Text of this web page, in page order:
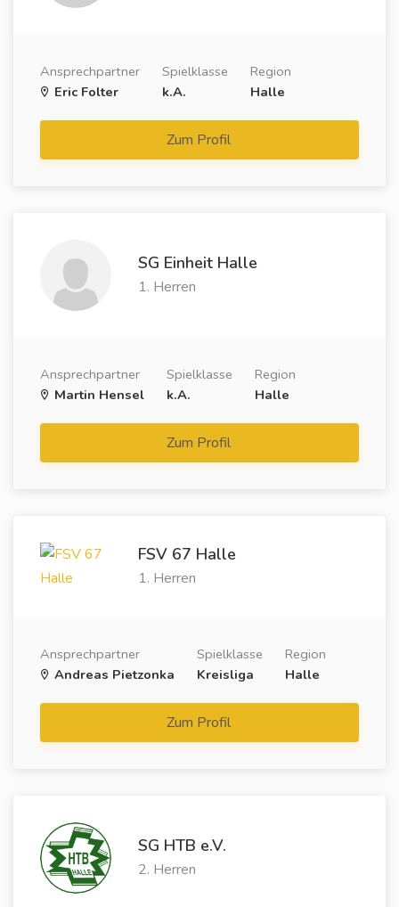
Ansprechpartner
Eric Folter
Spielklasse
k.A.
Region
Halle
Zum Profil
SG Einheit Halle
1. Herren
Ansprechpartner
Martin Hensel
Spielklasse
k.A.
Region
Halle
Zum Profil
FSV 67 Halle
1. Herren
Ansprechpartner
Andreas Pietzonka
Spielklasse
Kreisliga
Region
Halle
Zum Profil
SG HTB e.V.
2. Herren